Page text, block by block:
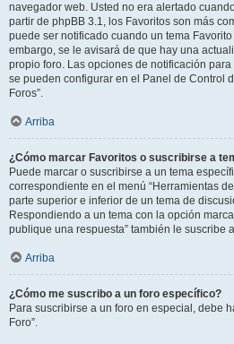
navegador web. Usted no era alertado
partir de phpBB 3.1, los Favoritos son más
puede ser notificado cuando un tema
embargo, se le avisará de que hay una
propio foro. Las opciones de notificación
se pueden configurar en el Panel de Control
Foros”.
Arriba
¿Cómo marcar Favoritos o suscribirse a
Puede marcar o suscribirse a un tema
correspondiente en el menú “Herramientas
parte superior e inferior de un tema de
Respondiendo a un tema con la opción
publique una respuesta” también le suscribe
Arriba
¿Cómo me suscribo a un foro específico?
Para suscribirse a un foro en especial, debe
Foro”.